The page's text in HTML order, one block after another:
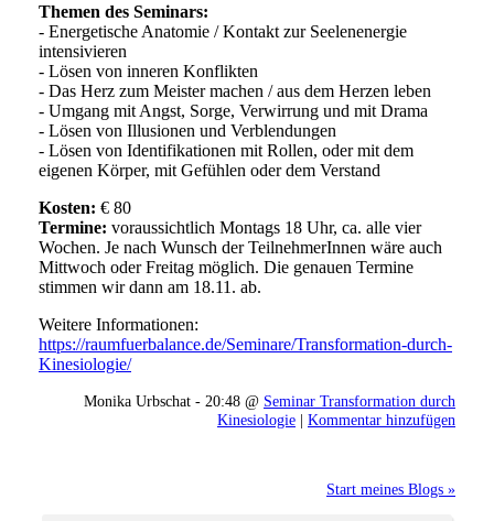
Themen des Seminars:
- Energetische Anatomie / Kontakt zur Seelenenergie
intensivieren
- Lösen von inneren Konflikten
- Das Herz zum Meister machen / aus dem Herzen leben
- Umgang mit Angst, Sorge, Verwirrung und mit Drama
- Lösen von Illusionen und Verblendungen
- Lösen von Identifikationen mit Rollen, oder mit dem
eigenen Körper, mit Gefühlen oder dem Verstand
Kosten: € 80
Termine: voraussichtlich Montags 18 Uhr, ca. alle vier
Wochen. Je nach Wunsch der TeilnehmerInnen wäre auch
Mittwoch oder Freitag möglich. Die genauen Termine
stimmen wir dann am 18.11. ab.
Weitere Informationen:
https://raumfuerbalance.de/Seminare/Transformation-durch-
Kinesiologie/
Monika Urbschat - 20:48 @ Seminar Transformation durch
Kinesiologie | Kommentar hinzufügen
Start meines Blogs »